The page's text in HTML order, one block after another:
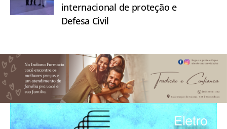
internacional de proteção e
Defesa Civil